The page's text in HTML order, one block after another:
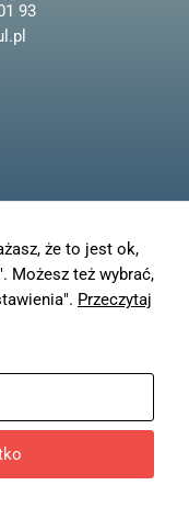
93
i wykonanieFreeline
że to jest ok,
Możesz też wybrać,
Przeczytaj